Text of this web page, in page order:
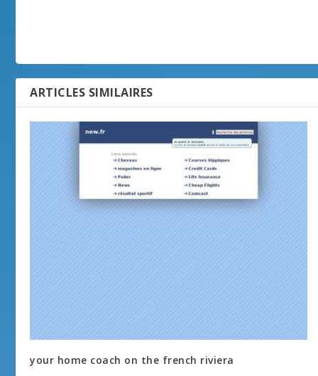
ARTICLES SIMILAIRES
your home coach on the french riviera